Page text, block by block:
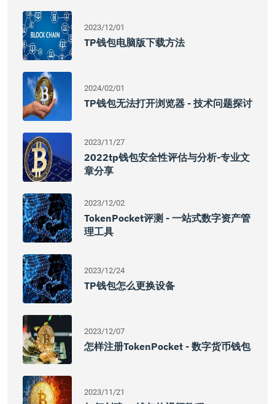
2023/12/01
TP钱包电脑版下载方法
2024/02/01
TP钱包无法打开浏览器 - 技术问题探讨
2023/11/27
2022tp钱包安全性评估与分析-专业文
章分享
2023/12/02
TokenPocket评测 - 一站式数字资产管
理工具
2023/12/24
TP钱包怎么更换设备
2023/12/07
怎样注册TokenPocket - 数字货币钱包
2023/11/21